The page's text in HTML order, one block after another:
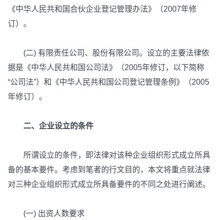
《中华人民共和国合伙企业登记管理办法》（2007年修
订）。
(二) 有限责任公司、股份有限公司。设立的主要法律依
据是《中华人民共和国公司法》（2005年修订，以下简称
“公司法”）和《中华人民共和国公司登记管理条例》（2005
年修订）。
二、企业设立的条件
所谓设立的条件，即法律对该种企业组织形式成立所具
备的基本要件。考虑到笔者的行文目的，本文将重点就法律
对三种企业组织形式成立所具备要件的不同之处进行阐述。
(一) 出资人数要求